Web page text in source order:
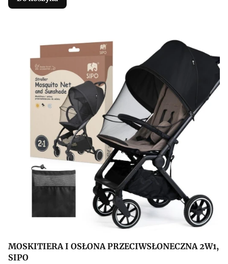
MOSKITIERA I OSŁONA PRZECIWSŁONECZNA 2W1,
SIPO